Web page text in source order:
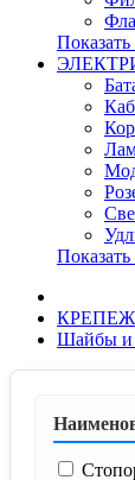
КРЕПЕЖ
Шайбы и